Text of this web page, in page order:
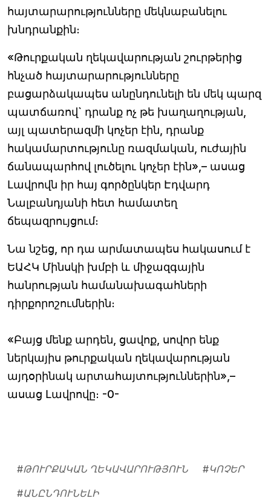
հայտարարությունները մեկնաբանելու
խնդրանքին։
«Թուրքական ղեկավարության շուրթերից
հնչած հայտարարությունները
բացարձակապես անընդունելի են մեկ պարզ
պատճառով` դրանք ոչ թե խաղաղության,
այլ պատերազմի կոչեր էին, դրանք
հակամարտությունը ռազմական, ուժային
ճանապարհով լուծելու կոչեր էին»,– ասաց
Լավրովն իր հայ գործընկեր Էդվարդ
Նալբանդյանի հետ համատեղ
ճեպազրույցում։
Նա նշեց, որ դա արմատապես հակասում է
ԵԱՀԿ Մինսկի խմբի և միջազգային
հանրության համանախագահների
դիրքորոշումներին։
«Բայց մենք արդեն, ցավոք, սովոր ենք
ներկայիս թուրքական ղեկավարության
այդօրինակ արտահայտություններին»,–
ասաց Լավրովը։ -0-
#ԹՈՒՐՔԱԿԱՆ ՂԵԿԱՎԱՐՈՒԹՅՈՒՆ #ԿՈՉԵՐ
#ԱՆԸՆԴՈՒՆԵԼԻ